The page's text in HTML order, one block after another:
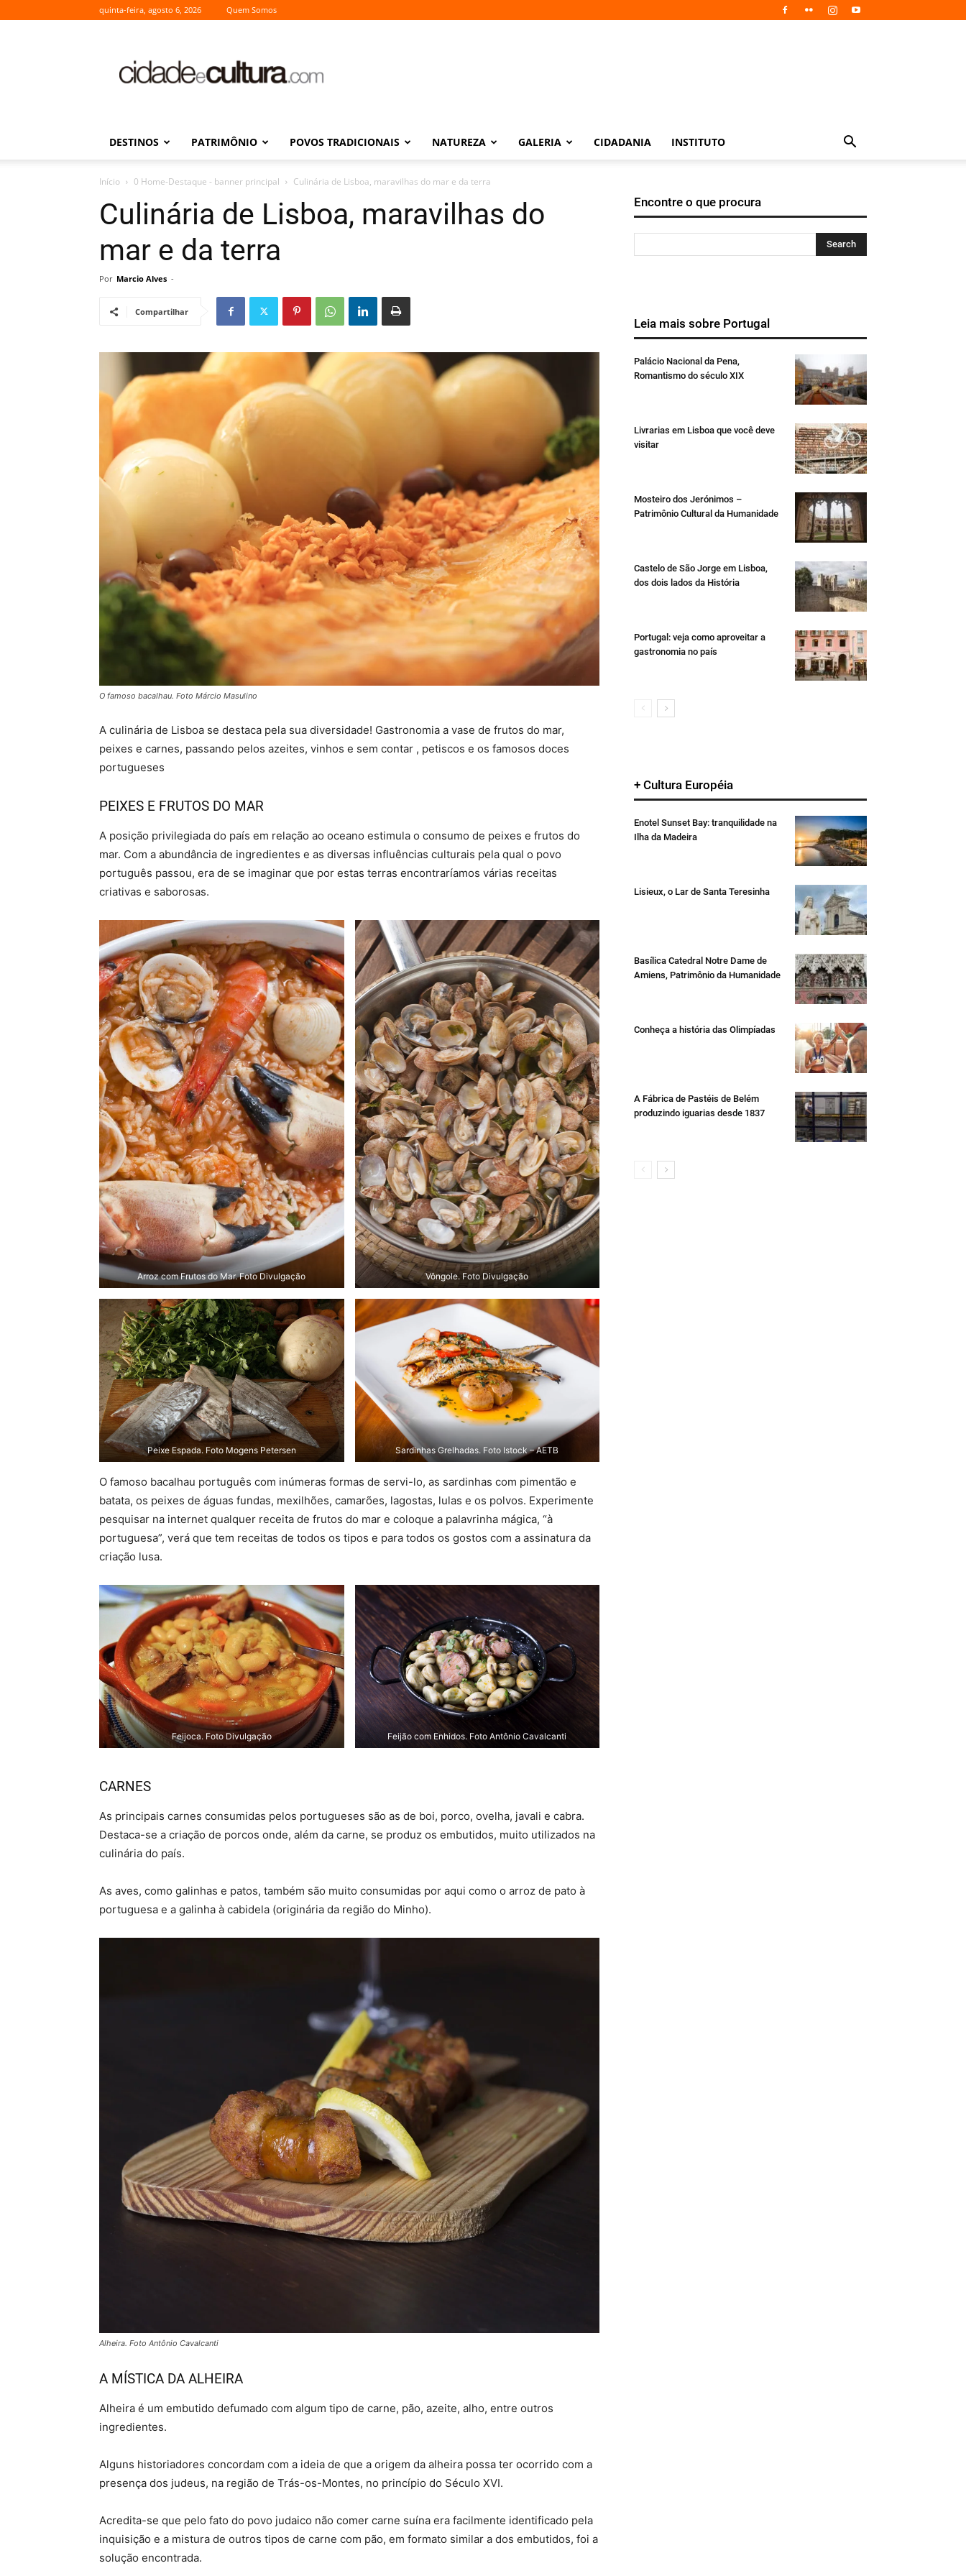
quinta-feira, agosto 6, 2026 Quem Somos
Cultura
DESTINOS PATRIMÔNIO POVOS TRADICIONAIS NATUREZA GALERIA CIDADANIA INSTITUTO
Início 0 Home-Destaque - banner principal Culinária de Lisboa, maravilhas do mar e da terra
Culinária de Lisboa, maravilhas do
mar e da terra
Por Marcio Alves -
Compartilhar
O famoso bacalhau. Foto Márcio Masulino
A culinária de Lisboa se destaca pela sua diversidade! Gastronomia a vase de frutos do mar,
peixes e carnes, passando pelos azeites, vinhos e sem contar , petiscos e os famosos doces
portugueses
PEIXES E FRUTOS DO MAR
A posição privilegiada do país em relação ao oceano estimula o consumo de peixes e frutos do
mar. Com a abundância de ingredientes e as diversas influências culturais pela qual o povo
português passou, era de se imaginar que por estas terras encontraríamos várias receitas
criativas e saborosas.
Arroz com Frutos do Mar. Foto Divulgação Vôngole. Foto Divulgação
Peixe Espada. Foto Mogens Petersen Sardinhas Grelhadas. Foto Istock – AETB
O famoso bacalhau português com inúmeras formas de servi-lo, as sardinhas com pimentão e
batata, os peixes de águas fundas, mexilhões, camarões, lagostas, lulas e os polvos. Experimente
pesquisar na internet qualquer receita de frutos do mar e coloque a palavrinha mágica, “à
portuguesa”, verá que tem receitas de todos os tipos e para todos os gostos com a assinatura da
criação lusa.
Feijoca. Foto Divulgação Feijão com Enhidos. Foto Antônio Cavalcanti
CARNES
As principais carnes consumidas pelos portugueses são as de boi, porco, ovelha, javali e cabra.
Destaca-se a criação de porcos onde, além da carne, se produz os embutidos, muito utilizados na
culinária do país.
As aves, como galinhas e patos, também são muito consumidas por aqui como o arroz de pato à
portuguesa e a galinha à cabidela (originária da região do Minho).
Alheira. Foto Antônio Cavalcanti
A MÍSTICA DA ALHEIRA
Alheira é um embutido defumado com algum tipo de carne, pão, azeite, alho, entre outros
ingredientes.
Alguns historiadores concordam com a ideia de que a origem da alheira possa ter ocorrido com a
presença dos judeus, na região de Trás-os-Montes, no princípio do Século XVI.
Acredita-se que pelo fato do povo judaico não comer carne suína era facilmente identificado pela
inquisição e a mistura de outros tipos de carne com pão, em formato similar a dos embutidos, foi a
solução encontrada.
Encontre o que procura
Leia mais sobre Portugal
Palácio Nacional da Pena,
Romantismo do século XIX
Livrarias em Lisboa que você deve
visitar
Mosteiro dos Jerónimos –
Patrimônio Cultural da Humanidade
Castelo de São Jorge em Lisboa,
dos dois lados da História
Portugal: veja como aproveitar a
gastronomia no país
+ Cultura Européia
Enotel Sunset Bay: tranquilidade na
Ilha da Madeira
Lisieux, o Lar de Santa Teresinha
Basílica Catedral Notre Dame de
Amiens, Patrimônio da Humanidade
Conheça a história das Olimpíadas
A Fábrica de Pastéis de Belém
produzindo iguarias desde 1837